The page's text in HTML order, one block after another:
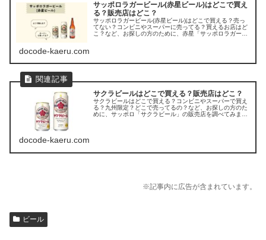
サッポロラガービール(赤星ビール)はどこで買え
る？販売店はどこ？
サッポロラガービール(赤星ビール)はどこで買える？売っ
てない？コンビニやスーパーに売ってる？買えるお店はど
こ？など、お探しの方のために、赤星「サッポロラガービ
docode-kaeru.com
サクラビールはどこで買える？販売店はどこ？
サクラビールはどこで買える？コンビニやスーパーで買え
る？九州限定？どこで売ってるの？など、お探しの方のた
めに、サッポロ「サクラビール」の販売店を調べてみまし
docode-kaeru.com
※記事内に広告が含まれています。
ビール